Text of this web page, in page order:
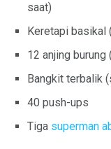
saat)
Keretapi basikal
12 anjing
Bangkit terbalik
40 push-ups
Tiga superman